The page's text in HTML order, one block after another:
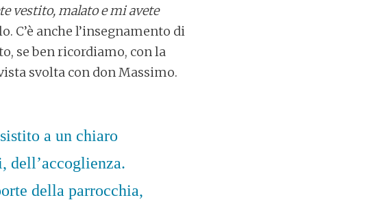
vestito, malato e mi avete
C’è anche l’insegnamento di
se ben ricordiamo, con la
svolta con don Massimo.
a un chiaro
dell’accoglienza.
della parrocchia,